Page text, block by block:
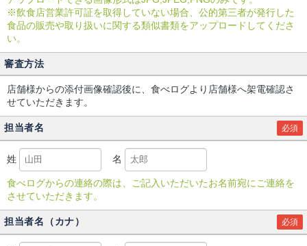
※飲食店営業許可証を取得していない場合、公的第三者が発行した
食品の販売や取り扱いに関する類似書類をアップロードしてくださ
い。
審査方法
店舗様からの添付画像確認後に、食べログより店舗様へ架電確認さ
せていただきます。
担当者名 必須
姓 名
食べログからの連絡の際は、ご記入いただいたお名前宛にご連絡を
させていただきます。
担当者名（カナ） 必須